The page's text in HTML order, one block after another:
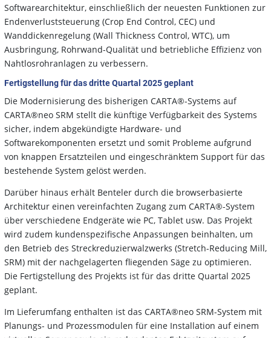
Softwarearchitektur, einschließlich der neuesten Funktionen zur
Endenverluststeuerung (Crop End Control, CEC) und
Wanddickenregelung (Wall Thickness Control, WTC), um
Ausbringung, Rohrwand-Qualität und betriebliche Effizienz von
Nahtlosrohranlagen zu verbessern.
Fertigstellung für das dritte Quartal 2025 geplant
Die Modernisierung des bisherigen CARTA®-Systems auf
CARTA®neo SRM stellt die künftige Verfügbarkeit des Systems
sicher, indem abgekündigte Hardware- und
Softwarekomponenten ersetzt und somit Probleme aufgrund
von knappen Ersatzteilen und eingeschränktem Support für das
bestehende System gelöst werden.
Darüber hinaus erhält Benteler durch die browserbasierte
Architektur einen vereinfachten Zugang zum CARTA®-System
über verschiedene Endgeräte wie PC, Tablet usw. Das Projekt
wird zudem kundenspezifische Anpassungen beinhalten, um
den Betrieb des Streckreduzierwalzwerks (Stretch-Reducing Mill,
SRM) mit der nachgelagerten fliegenden Säge zu optimieren.
Die Fertigstellung des Projekts ist für das dritte Quartal 2025
geplant.
Im Lieferumfang enthalten ist das CARTA®neo SRM-System mit
Planungs- und Prozessmodulen für eine Installation auf einem